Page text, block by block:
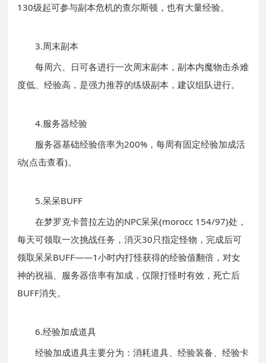
130级起可参与副本危机的查尔斯顿，也有大量经验。
3.周末副本
每周六、日可各进行一次周末副本 ，副本内魔物击杀难
度低、经验高，是强力推荐的练级副本，建议组队进行。
4.服务器经验
服务器基础经验倍率为200%，每周有固定经验加成活
动(点击查看)。
5.呆呆BUFF
在梦罗克卡普拉左边的NPC呆呆(morocc 154/97)处，
每天可领取一次挑战任务，消灭30只指定怪物，完成后可
领取呆呆BUFF——1小时内打怪获得的经验值翻倍，对女
神的祝福、服务器倍率有加成，仅限打怪时有效，死亡后
BUFF消失。
6.经验加成道具
经验加成道具主要分为：消耗道具、经验装备、经验卡